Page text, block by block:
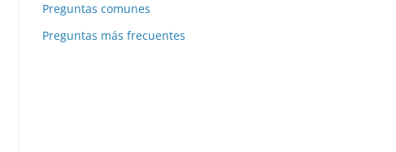
Preguntas comunes
Preguntas más frecuentes